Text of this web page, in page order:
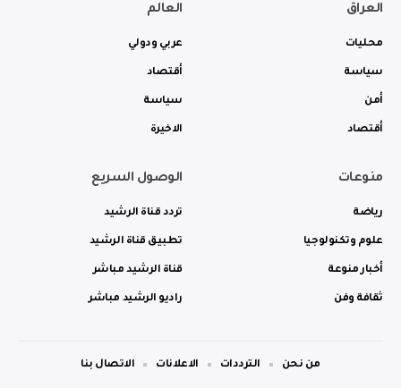
العراق
محليات
سياسة
أمن
أقتصاد
العالم
عربي ودولي
أقتصاد
سياسة
الاخيرة
منوعات
رياضة
علوم وتكنولوجيا
أخبار منوعة
ثقافة وفن
الوصول السريع
تردد قناة الرشيد
تطبيق قناة الرشيد
قناة الرشيد مباشر
راديو الرشيد مباشر
من نحن الترددات الاعلانات الاتصال بنا